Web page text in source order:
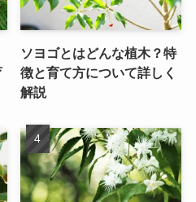
ソヨゴとはどんな植木？特
徴と育て方について詳しく
解説